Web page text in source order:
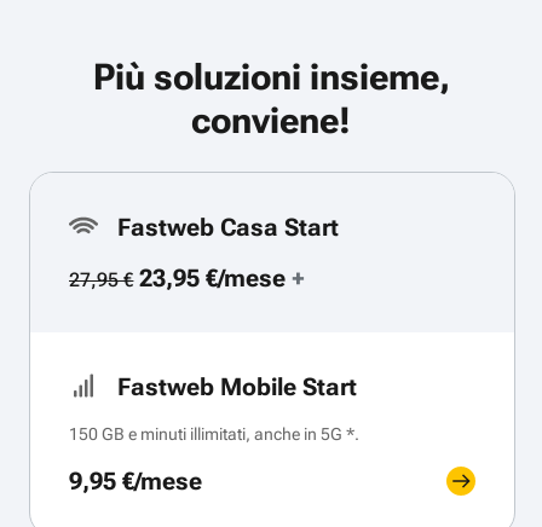
Più soluzioni insieme,
conviene!
Fastweb Casa Start
27,95 €23,95 €/mese+
Fastweb Mobile Start
150 GB e minuti illimitati, anche in 5G *.
9,95 €/mese